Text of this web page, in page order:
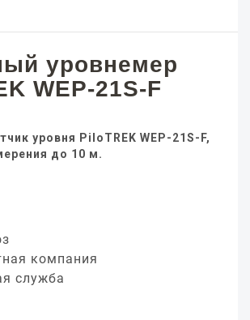
уровнемер
WEP-21S-F
уровня PiloTREK WEP-21S-F,
до 10 м.
компания
служба